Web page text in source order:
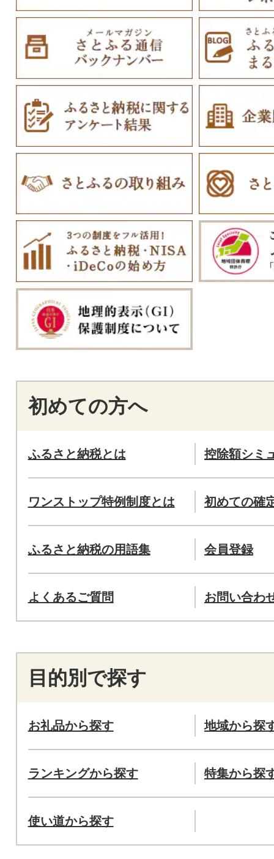
初めての方へ
ふるさと納税とは 控除額シミ
ワンストップ特例制度とは 初めての確
ふるさと納税の用語集 会員登録
よくあるご質問 お問い合わ
目的別で探す
お礼品から探す 地域から探
ランキングから探す 特集から探
使い道から探す